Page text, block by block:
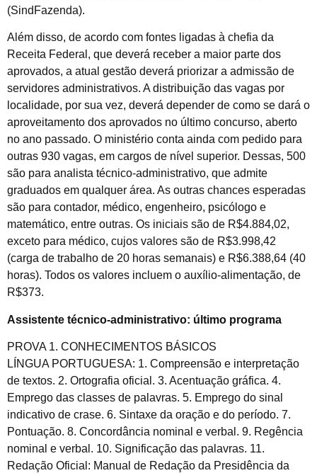
(SindFazenda).
Além disso, de acordo com fontes ligadas à chefia da
Receita Federal, que deverá receber a maior parte dos
aprovados, a atual gestão deverá priorizar a admissão de
servidores administrativos. A distribuição das vagas por
localidade, por sua vez, deverá depender de como se dará o
aproveitamento dos aprovados no último concurso, aberto
no ano passado. O ministério conta ainda com pedido para
outras 930 vagas, em cargos de nível superior. Dessas, 500
são para analista técnico-administrativo, que admite
graduados em qualquer área. As outras chances esperadas
são para contador, médico, engenheiro, psicólogo e
matemático, entre outras. Os iniciais são de R$4.884,02,
exceto para médico, cujos valores são de R$3.998,42
(carga de trabalho de 20 horas semanais) e R$6.388,64 (40
horas). Todos os valores incluem o auxílio-alimentação, de
R$373.
Assistente técnico-administrativo: último programa
PROVA 1. CONHECIMENTOS BÁSICOS
LÍNGUA PORTUGUESA: 1. Compreensão e interpretação
de textos. 2. Ortografia oficial. 3. Acentuação gráfica. 4.
Emprego das classes de palavras. 5. Emprego do sinal
indicativo de crase. 6. Sintaxe da oração e do período. 7.
Pontuação. 8. Concordância nominal e verbal. 9. Regência
nominal e verbal. 10. Significação das palavras. 11.
Redação Oficial: Manual de Redação da Presidência da